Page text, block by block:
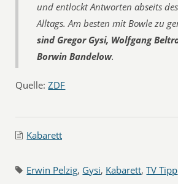
und entlockt Antworten abseits
Alltags. Am besten mit Bowle zu
sind Gregor Gysi, Wolfgang
Borwin Bandelow.
Quelle:ZDF
Kabarett
Erwin Pelzig, Gysi, Kabarett,TV Tipp